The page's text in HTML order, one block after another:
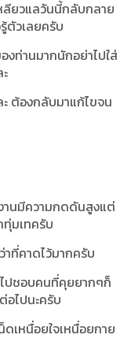
ลียวแลวันนี้กลับกลาย
ตัวเลยครับ
งท่านมากนักอย่าไปใส่
ะ ต้องกลับมาแก้ไขจน
านมีความกดดันสูงแต่
ทุ่มเทครับ
าที่คาดไว้มากครับ
ไปชอบคนที่คุยยากๆก็
ไปนะครับ
เหนื่อยใจเหนื่อยกาย